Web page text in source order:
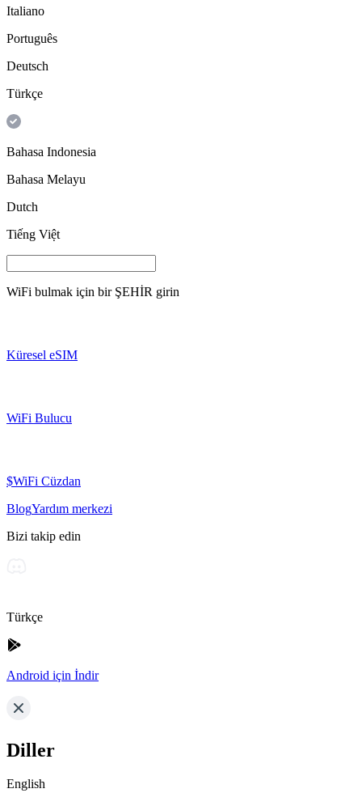
Italiano
Português
Deutsch
Türkçe
Bahasa Indonesia
Bahasa Melayu
Dutch
Tiếng Việt
WiFi bulmak için bir ŞEHİR girin
Küresel eSIM
WiFi Bulucu
$WiFi Cüzdan
BlogYardım merkezi
Bizi takip edin
Türkçe
Android için İndir
Diller
English